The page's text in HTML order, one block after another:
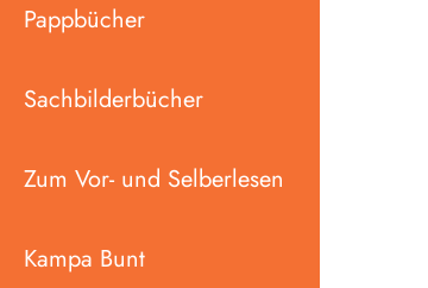
Pappbücher
Sachbilderbücher
Zum Vor- und Selberlesen
Kampa Bunt